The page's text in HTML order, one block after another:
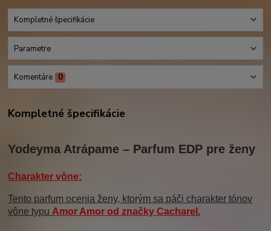
Kompletné špecifikácie
Parametre
Komentáre 0
Kompletné špecifikácie
Yodeyma Atrápame – Parfum EDP pre ženy
Charakter vône:
Tento parfum ocenia ženy, ktorým sa páči charakter tónov
vône typu Amor Amor od značkyCacharel .